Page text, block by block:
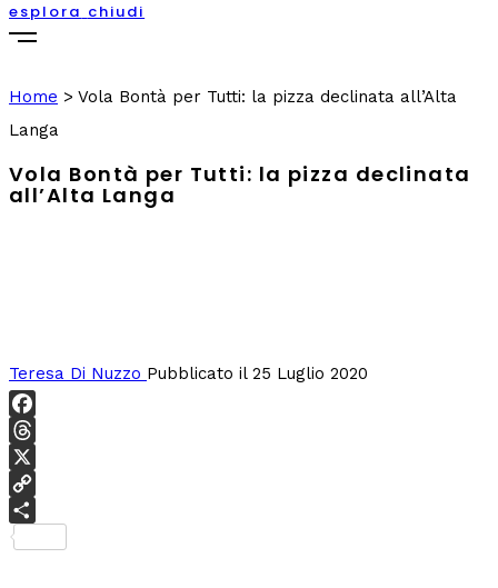
esplora chiudi
Home > Vola Bontà per Tutti: la pizza declinata all’Alta
Langa
Vola Bontà per Tutti: la pizza declinata
all’Alta Langa
Teresa Di Nuzzo Pubblicato il 25 Luglio 2020
Facebook
Threads
X
Copy
Link